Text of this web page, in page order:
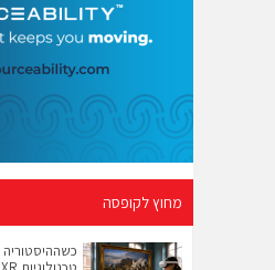
מחוץ לקופסה